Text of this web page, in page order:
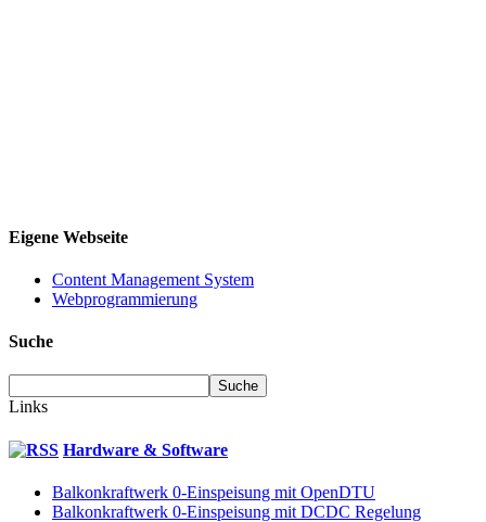
Eigene Webseite
Content Management System
Webprogrammierung
Suche
Links
Hardware & Software
Balkonkraftwerk 0-Einspeisung mit OpenDTU
Balkonkraftwerk 0-Einspeisung mit DCDC Regelung